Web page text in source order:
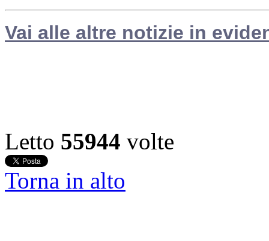
Vai alle altre notizie in
Letto 55944 volte
Torna in alto